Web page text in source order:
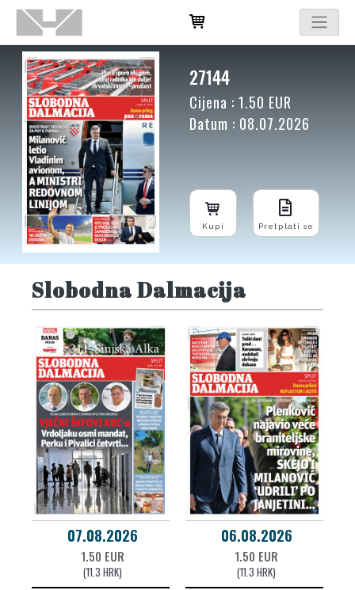
27144
Cijena : 1.50 EUR
Datum : 08.07.2026
Kupi Pretplati se
Slobodna Dalmacija
07.08.2026
1.50 EUR
(11.3 HRK)
06.08.2026
1.50 EUR
(11.3 HRK)